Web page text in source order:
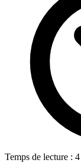
Temps de lecture :